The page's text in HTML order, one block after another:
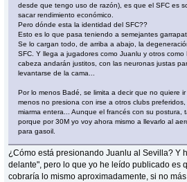
desde que tengo uso de razón), es que el SFC es
sacar rendimiento económico.
Pero dónde esta la identidad del SFC??
Esto es lo que pasa teniendo a semejantes
Se lo cargan todo, de arriba a abajo, la
SFC. Y llega a jugadores como Juanlu y otros
cabeza andarán justitos, con las neuronas justas
levantarse de la cama...
Por lo menos Badé, se limita a decir que no quiere
menos no presiona con irse a otros clubs
miarma entera... Aunque el francés con su postura,
porque por 30M yo voy ahora mismo a llevarlo al
para gasoil.
¿Cómo está presionando Juanlu al Sevilla? Y
delante", pero lo que yo he leído publicado es
cobraría lo mismo aproximadamente, si no